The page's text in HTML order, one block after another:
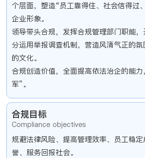
个层面，塑造“员工靠得住、社会信得过
企业形象。
领导带头合规，发挥合规管理部门职能
分运用举报调查机制，营造风清气正的
的文化。
合规创造价值，全面提高依法治企的能
军”。
合规目标
Compliance objectives
规避法律风险、提高管理效率、员工稳
誉、服务回报社会。